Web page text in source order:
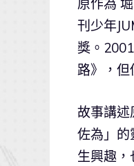
原作為
刊少年
獎。
路》，但
故事講述
佐為」的
生興趣，